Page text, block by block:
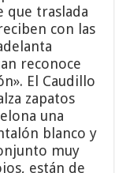
que traslada
con las
reconoce
El Caudillo
zapatos
una
blanco y
muy
están de